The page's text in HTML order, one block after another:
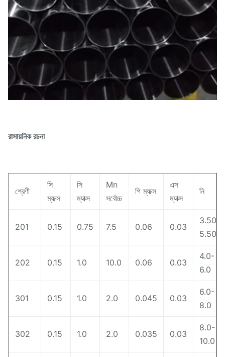
রাসায়নিক রচনা
শ্রেণী
সি
ম্যাক্স
সি
ম্যাক্স
Mn
সর্বোচ্চ
পি ম্যাক্স
এস
ম্যাক্স
নি
201 0.15 0.75 7.5 0.06 0.03
3.50-
5.50
202 0.15 1.0 10.0 0.06 0.03
4.0-
6.0
301 0.15 1.0 2.0 0.045 0.03
6.0-
8.0
302 0.15 1.0 2.0 0.035 0.03
8.0-
10.0